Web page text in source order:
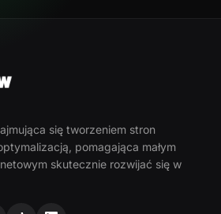
się tworzeniem stron
pomagająca małym
skutecznie rozwijać się w